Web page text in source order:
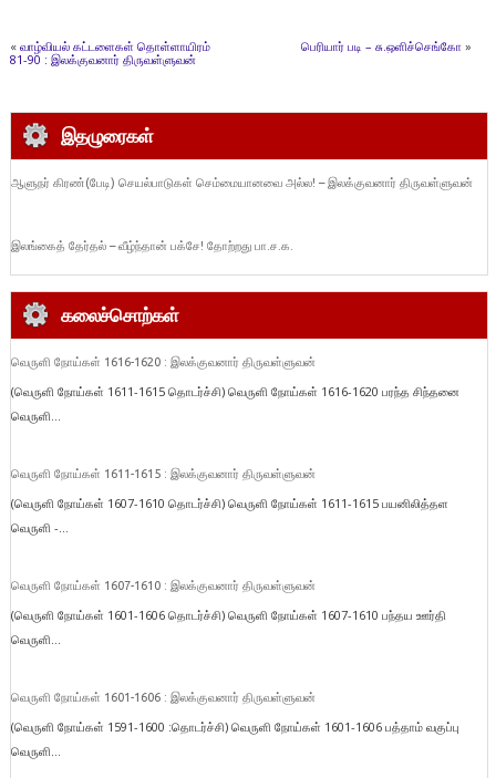
« வாழ்வியல் கட்டளைகள் தொள்ளாயிரம்
81-90 : இலக்குவனார் திருவள்ளுவன்
பெரியார் படி – சு.ஒளிச்செங்கோ »
இதழுரைகள்
ஆளுநர் கிரண்(பேடி) செயல்பாடுகள் செம்மையானவை அல்ல! – இலக்குவனார் திருவள்ளுவன்
இலங்கைத் தேர்தல் – வீழ்ந்தான் பக்சே! தோற்றது பா.ச.க.
கலைச்சொற்கள்
வெருளி நோய்கள் 1616-1620 : இலக்குவனார் திருவள்ளுவன்
(வெருளி நோய்கள் 1611-1615 தொடர்ச்சி) வெருளி நோய்கள் 1616-1620 பரந்த சிந்தனை
வெருளி...
வெருளி நோய்கள் 1611-1615 : இலக்குவனார் திருவள்ளுவன்
(வெருளி நோய்கள் 1607-1610 தொடர்ச்சி) வெருளி நோய்கள் 1611-1615 பயனிலித்தள
வெருளி -...
வெருளி நோய்கள் 1607-1610 : இலக்குவனார் திருவள்ளுவன்
(வெருளி நோய்கள் 1601-1606 தொடர்ச்சி) வெருளி நோய்கள் 1607-1610 பந்தய ஊர்தி
வெருளி...
வெருளி நோய்கள் 1601-1606 : இலக்குவனார் திருவள்ளுவன்
(வெருளி நோய்கள் 1591-1600 :தொடர்ச்சி) வெருளி நோய்கள் 1601-1606 பத்தாம் வகுப்பு
வெருளி...